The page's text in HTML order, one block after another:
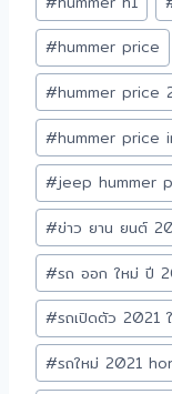
#hummer price
#hummer price
#hummer price
#jeep hummer
#ข่าว ยาน ยนต์
#รถ ออก ใหม่ ปี
#รถเปิดตัว 2021
#รถใหม่ 2021